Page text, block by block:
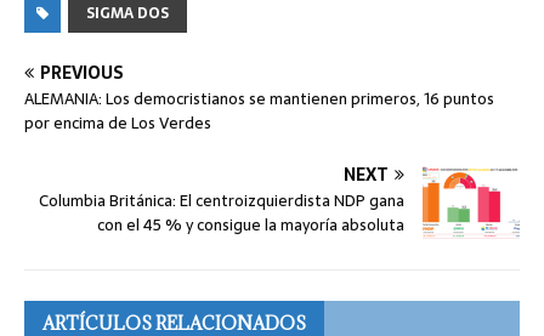
SIGMA DOS
PREVIOUS
ALEMANIA: Los democristianos se mantienen primeros, 16 puntos
por encima de Los Verdes
NEXT
Columbia Británica: El centroizquierdista NDP gana
con el 45 % y consigue la mayoría absoluta
ARTÍCULOS RELACIONADOS